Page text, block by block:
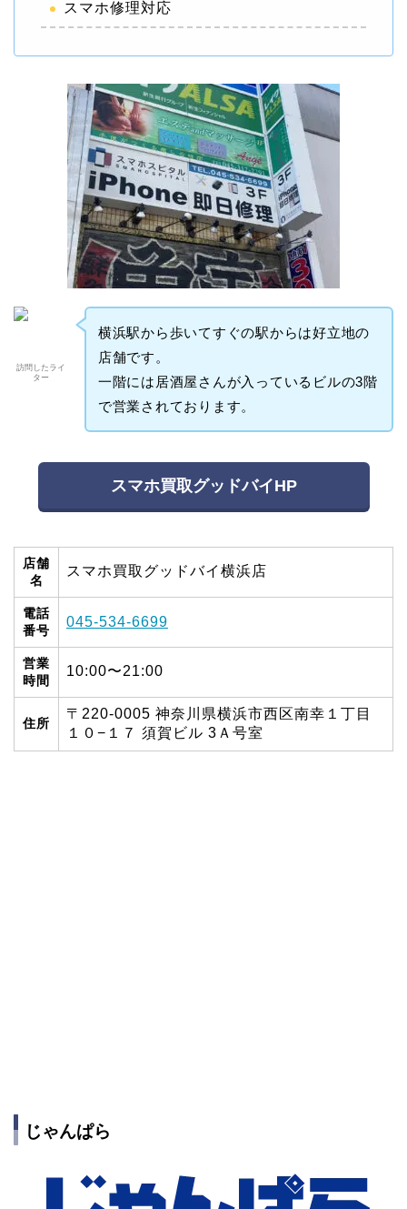
スマホ修理対応
訪問したライ
ター
横浜駅から歩いてすぐの駅からは好立地の
店舗です。
一階には居酒屋さんが入っているビルの3階
で営業されております。
スマホ買取グッドバイHP
店舗
名
スマホ買取グッドバイ横浜店
電話
番号
045-534-6699
営業
時間
10:00〜21:00
住所
〒220-0005 神奈川県横浜市西区南幸１丁目
１０−１７ 須賀ビル 3Ａ号室
じゃんぱら